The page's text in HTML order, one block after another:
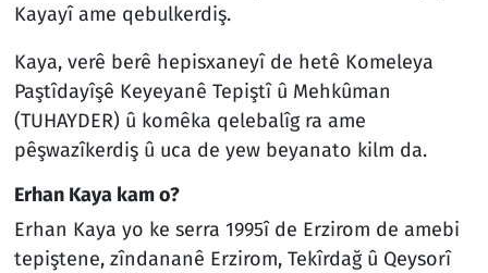
Kayayî ame qebulkerdiş.
Kaya, verê berê hepisxaneyî de hetê Komeleya
Paştîdayîşê Keyeyanê Tepiştî û Mehkûman
(TUHAYDER) û komêka qelebalîg ra ame
pêşwazîkerdiş û uca de yew beyanato kilm da.
Erhan Kaya kam o?
Erhan Kaya yo ke serra 1995î de Erzirom de amebi
tepiştene, zîndananê Erzirom, Tekîrdağ û Qeysorî